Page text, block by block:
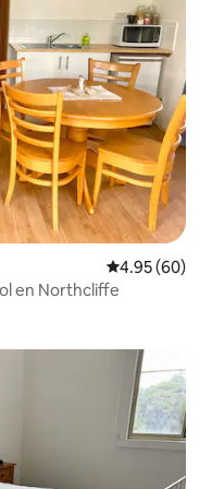
Calificación
4.95 (60)
en Northcliffe